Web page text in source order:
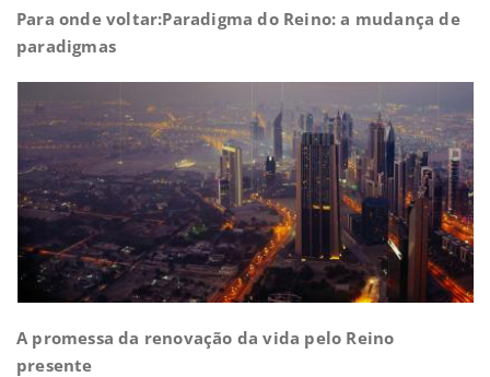
Para onde voltar:Paradigma do Reino: a mudança de
paradigmas
A promessa da renovação da vida pelo Reino
presente